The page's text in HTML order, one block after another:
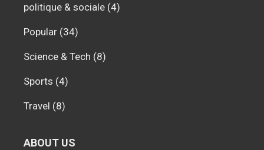
politique & sociale (4)
Popular (34)
Science & Tech (8)
Sports (4)
Travel (8)
ABOUT US